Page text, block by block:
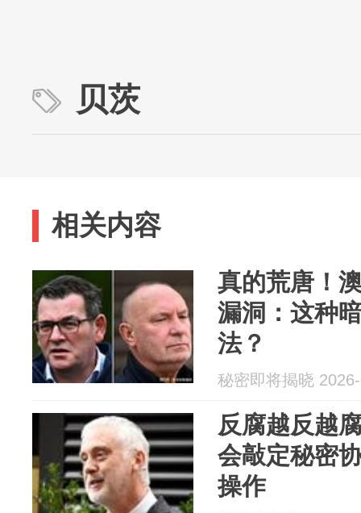
贝茨
相关内容
真的荒唐！
漏洞：这种
法？
秘密即将揭晓
反腐越反越
会敲定秘密
操作